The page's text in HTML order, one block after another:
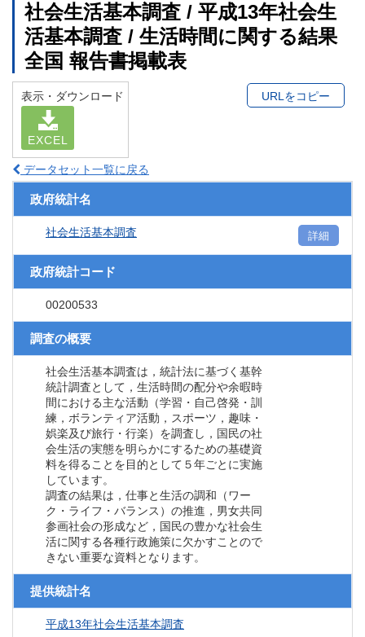
社会生活基本調査 / 平成13年社会生
活基本調査 / 生活時間に関する結果
全国 報告書掲載表
表示・ダウンロード
EXCEL
URLをコピー
データセット一覧に戻る
政府統計名
社会生活基本調査 詳細
政府統計コード
00200533
調査の概要
社会生活基本調査は，統計法に基づく基幹
統計調査として，生活時間の配分や余暇時
間における主な活動（学習・自己啓発・訓
練，ボランティア活動，スポーツ，趣味・
娯楽及び旅行・行楽）を調査し，国民の社
会生活の実態を明らかにするための基礎資
料を得ることを目的として５年ごとに実施
しています。
調査の結果は，仕事と生活の調和（ワー
ク・ライフ・バランス）の推進，男女共同
参画社会の形成など，国民の豊かな社会生
活に関する各種行政施策に欠かすことので
きない重要な資料となります。
提供統計名
平成13年社会生活基本調査